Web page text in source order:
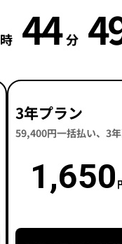
時 44 分
3年プラン
59,400円一括払い、3
1,650